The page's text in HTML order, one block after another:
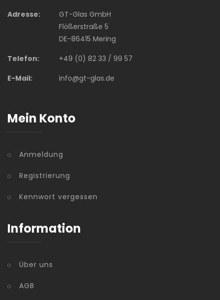
Adresse:
GT-Glas GmbH
Flößerstraße 5
DE-86415 Mering
Telefon:
+49 (0) 82 33 / 99 57
E-Mail:
info@gt-glas.de
Mein Konto
Anmeldung
Registrierung
Kennwort vergessen
Information
Über uns
AGB